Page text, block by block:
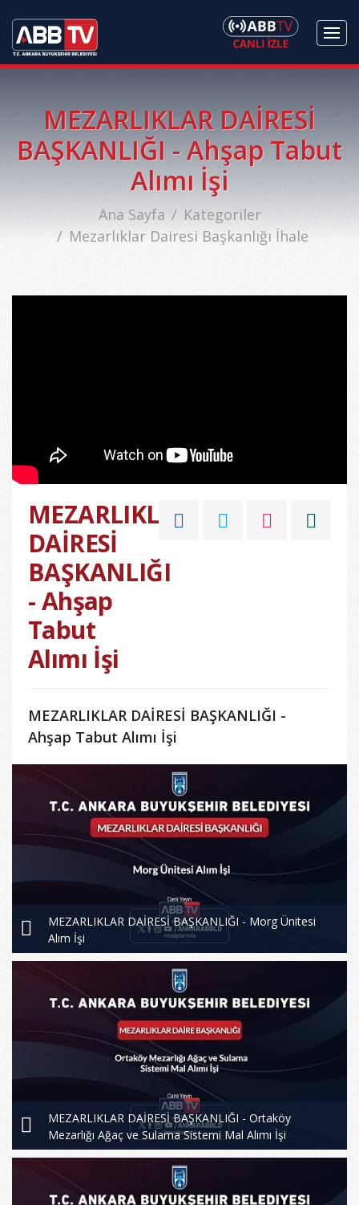
MEZARLIKLAR DAİRESİ
BAŞKANLIĞI - Ahşap Tabut
Alımı İşi
Ana Sayfa
Kategoriler
Mezarlıklar Dairesi Başkanlığı İhale
MEZARLIKLAR
DAİRESİ
BAŞKANLIĞI
- Ahşap
Tabut
Alımı İşi
MEZARLIKLAR DAİRESİ BAŞKANLIĞI -
Ahşap Tabut Alımı İşi
MEZARLIKLAR DAİRESİ BAŞKANLIĞI - Morg Ünitesi
Alım İşi
MEZARLIKLAR DAİRESİ BAŞKANLIĞI - Ortaköy
Mezarlığı Ağaç ve Sulama Sistemi Mal Alımı İşi